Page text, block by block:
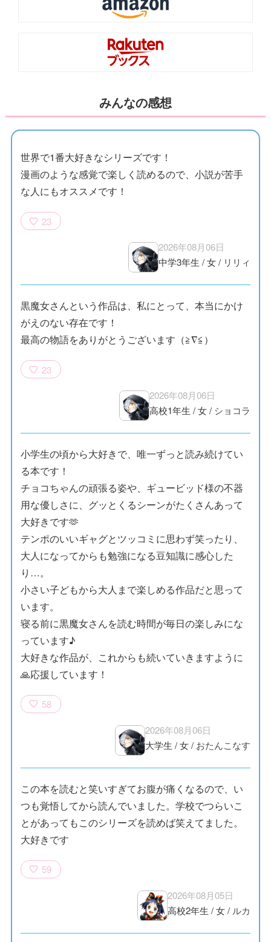
みんなの感想
世界で1番大好きなシリーズです！
漫画のような感覚で楽しく読めるので、小説が苦手
な人にもオススメです！
23
2026年08月06日
中学3年生 /女/ リリィ
黒魔女さんという作品は、私にとって、本当にかけ
がえのない存在です！
最高の物語をありがとうございます（≧∇≦）
23
2026年08月06日
高校1年生 /女/ ショコラ
小学生の頃から大好きで、唯一ずっと読み続けてい
る本です！
チョコちゃんの頑張る姿や、ギュービッド様の不器
用な優しさに、グッとくるシーンがたくさんあって
大好きです🫶
テンポのいいギャグとツッコミに思わず笑ったり、
大人になってからも勉強になる豆知識に感心した
り…。
小さい子どもから大人まで楽しめる作品だと思って
います。
寝る前に黒魔女さんを読む時間が毎日の楽しみにな
っています♪
大好きな作品が、これからも続いていきますように
🙏応援しています！
58
2026年08月06日
大学生 /女/ おたんこなす
この本を読むと笑いすぎてお腹が痛くなるので、い
つも覚悟してから読んでいました。学校でつらいこ
とがあってもこのシリーズを読めば笑えてました。
大好きです
59
2026年08月05日
高校2年生 /女/ ルカ